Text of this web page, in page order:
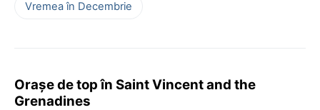
Vremea în Decembrie
Orașe de top în Saint Vincent and the
Grenadines